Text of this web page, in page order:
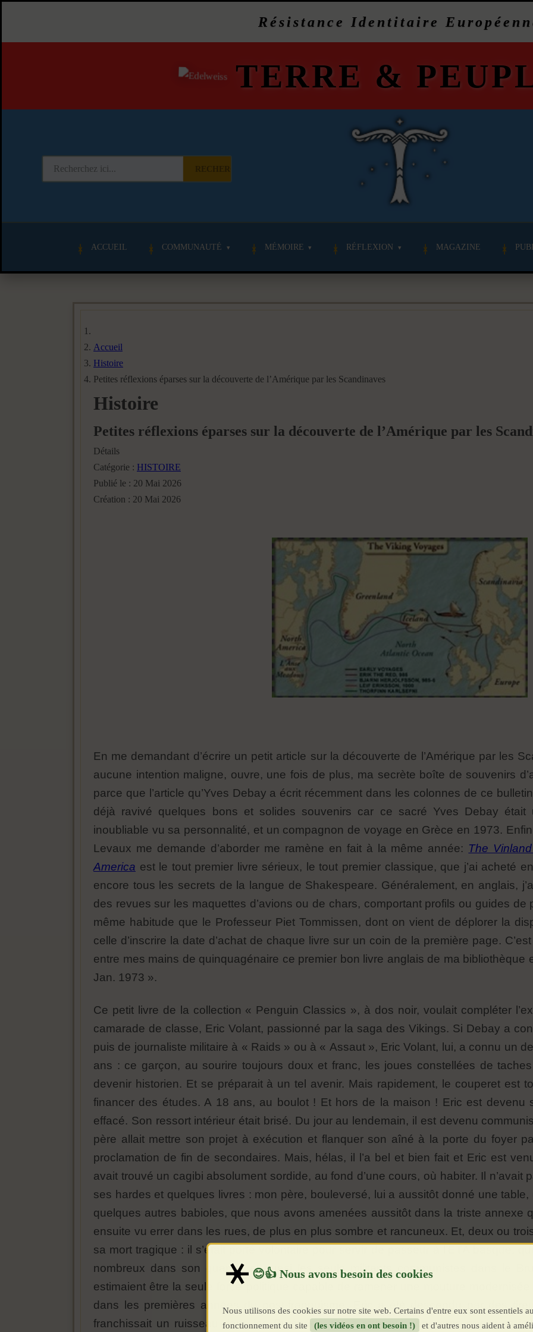
Résistance Identitaire
TERRE &
ACCUEIL COMMUNAUTÉ MÉMOIRE RÉFLEXION MAGAZINE
Accueil
Histoire
Petites réflexions éparses sur la découverte de l’Amérique par les Scandinaves
Histoire
Petites réflexions éparses sur la découverte de l’Amérique par les
Détails
Catégorie : HISTOIRE
Publié le : 20 Mai 2026
Création : 20 Mai 2026
En me demandant d’écrire un petit article sur la découverte de l’Amérique par les
aucune intention maligne, ouvre, une fois de plus, ma secrète boîte de souvenirs
parce que l’article qu’Yves Debay a écrit récemment dans les colonnes de ce
déjà ravivé quelques bons et solides souvenirs car ce sacré Yves Debay était
inoubliable vu sa personnalité, et un compagnon de voyage en Grèce en 1973.
Levaux me demande d’aborder me ramène en fait à la même année: The
America est le tout premier livre sérieux, le tout premier classique, que j’ai acheté
encore tous les secrets de la langue de Shakespeare. Généralement, en anglais,
des revues sur les maquettes d’avions ou de chars, comportant profils ou guides de
même habitude que le Professeur Piet Tommissen, dont on vient de déplorer la
celle d’inscrire la date d’achat de chaque livre sur un coin de la première page.
entre mes mains de quinquagénaire ce premier bon livre anglais de ma bibliothèque
Jan. 1973 ».
Ce petit livre de la collection « Penguin Classics », à dos noir, voulait compléter
camarade de classe, Eric Volant, passionné par la saga des Vikings. Si Debay a
puis de journaliste militaire à « Raids » ou à « Assaut », Eric Volant, lui, a connu un
ans : ce garçon, au sourire toujours doux et franc, les joues constellées de
devenir historien. Et se préparait à un tel avenir. Mais rapidement, le couperet est
financer des études. A 18 ans, au boulot ! Et hors de la maison ! Eric est devenu
effacé. Son ressort intérieur était brisé. Du jour au lendemain, il est devenu
père allait mettre son projet à exécution et flanquer son aîné à la porte du foyer
proclamation de fin de secondaires. Mais, hélas, il l’a bel et bien fait et Eric est
avait trouvé un cagibi absolument sordide, au fond d’une cours, où habiter. Il n’avait
ses hardes et quelques livres : mon père, bouleversé, lui a aussitôt donné une
quelques autres babioles, que nous avons amenées aussitôt dans la triste annexe
ensuite vu errer dans les rues, de plus en plus sombre et rancuneux. Et, deux ou
sa mort tragique : il s’était porté volontaire pour servir de passeur à l’ETA basque,
nombreux dans son quartier et quasi les seuls militants communistes dans le
estimaient être la seule force politique capable de ramener une mouture
dans les premières années du post-franquisme. Eric a été descendu par des
franchissait un ruisseau dans les Pyrénées. On a retrouvé son corps quelques
Nous utilisons des cookies sur notre site web. Certains d'entre eux sont essentiels au
fonctionnement du site
(les vidéos en ont besoin !)
et d'autres nous aident à